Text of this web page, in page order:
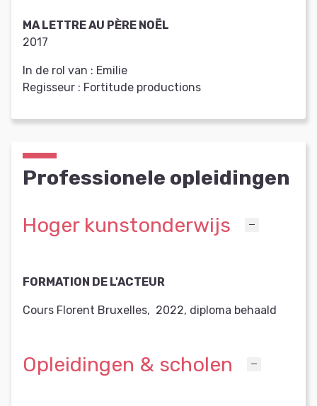
MA LETTRE AU PÈRE NOËL
2017
In de rol van : Emilie
Regisseur : Fortitude productions
Professionele opleidingen
Hoger kunstonderwijs
FORMATION DE L'ACTEUR
Cours Florent Bruxelles, 2022, diploma behaald
Opleidingen & scholen